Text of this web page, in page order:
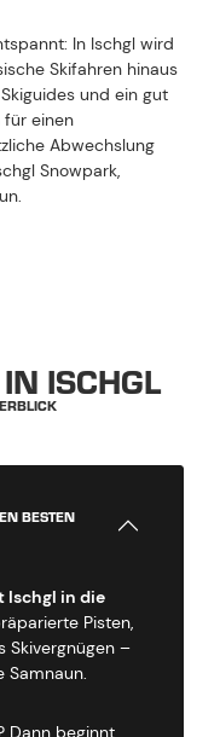
In Ischgl wird
Skifahren hinaus
und ein gut
einen
Abwechslung
Snowpark,
ISCHGL
BESTEN
Ischgl in die
Pisten,
Skivergnügen –
Samnaun.
Dann beginnt